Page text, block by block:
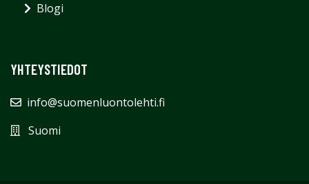
Blogi
YHTEYSTIEDOT
info@suomenluontolehti.fi
Suomi